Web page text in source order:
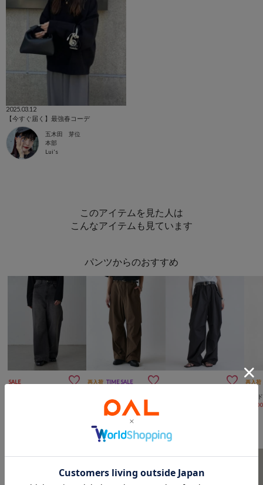
2025.03.12
【今すぐ届く】最強春コーデ
五木田 芽位
本部
Lui's
このアイテムを見た人は
こんなアイテムも見ています
パンツからのおすすめ
SALE  再入荷 TIME SALE 
8,800 (60%OFF)
 再入荷
ワイ
Lui'sからのおすすめ